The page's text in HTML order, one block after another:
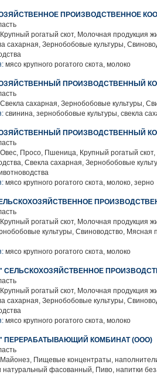
ПРОИЗВОДСТВЕННОЕ
Крупный рогатый скот, Молочная продукция
сахарная, Зернобобовые культуры,
мясо крупного рогатого скота, молоко
ПРОИЗВОДСТВЕННЫЙ
Свекла сахарная, Зернобобовые культуры,
свинина, зернобобовые культуры, свекла
ПРОИЗВОДСТВЕННЫЙ
Овес, Просо, Пшеница, Крупный рогатый
Свекла сахарная, Зернобобовые
мясо крупного рогатого скота, молоко, зерно
Крупный рогатый скот, Молочная продукция
культуры, Свиноводство, Мясная
мясо крупного рогатого скота, молоко
СЕЛЬСКОХОЗЯЙСТВЕННОЕ
Крупный рогатый скот, Молочная продукция
сахарная, Зернобобовые культуры,
мясо крупного рогатого скота, молоко
ПЕРЕРАБАТЫВАЮЩИЙ КОМБИНАТ (ООО)
Майонез, Пищевые концентраты,
натуральный фасованный, Пиво, напитки